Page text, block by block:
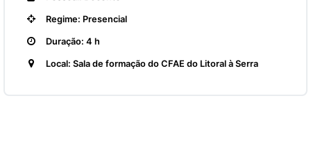
Regime: Presencial
Duração: 4 h
Local: Sala de formação do CFAE do Litoral à Serra